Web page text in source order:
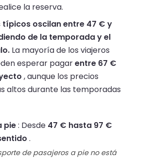
la reserva.
típicos oscilan entre 47 € y
de la temporada y el
La mayoría de los viajeros
esperar pagarentre 67 €
, aunque los precios
altos durante las temporadas
pie: Desde 47 € hasta 97 €
.
de pasajeros a pie no está